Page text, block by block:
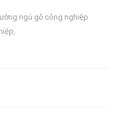
ngủ gỗ công nghiệp
,